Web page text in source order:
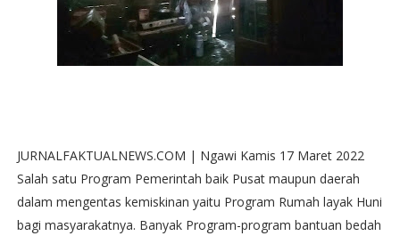
JURNALFAKTUALNEWS.COM | Ngawi Kamis 17 Maret 2022
Salah satu Program Pemerintah baik Pusat maupun daerah
dalam mengentas kemiskinan yaitu Program Rumah layak Huni
bagi masyarakatnya. Banyak Program-program bantuan bedah